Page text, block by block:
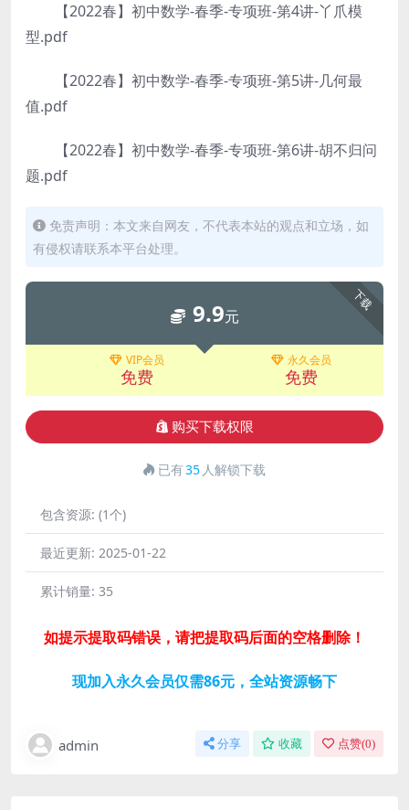
【2022春】初中数学-春季-专项班-第4讲-丫爪模
型.pdf
【2022春】初中数学-春季-专项班-第5讲-几何最
值.pdf
【2022春】初中数学-春季-专项班-第6讲-胡不归问
题.pdf
免责声明：本文来自网友，不代表本站的观点和立场，如
有侵权请联系本平台处理。
下载
9.9元
VIP会员
免费
永久会员
免费
购买下载权限
已有35 人解锁下载
包含资源: (1个)
最近更新: 2025-01-22
累计销量: 35
如提示提取码错误，请把提取码后面的空格删除！
现加入永久会员仅需86元，全站资源畅下
admin 分享 收藏 点赞(0)